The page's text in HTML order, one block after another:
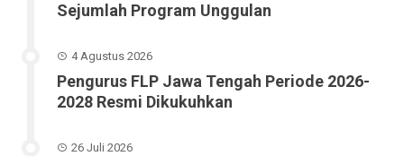
Sejumlah Program Unggulan
4 Agustus 2026
Pengurus FLP Jawa Tengah Periode 2026-
2028 Resmi Dikukuhkan
26 Juli 2026